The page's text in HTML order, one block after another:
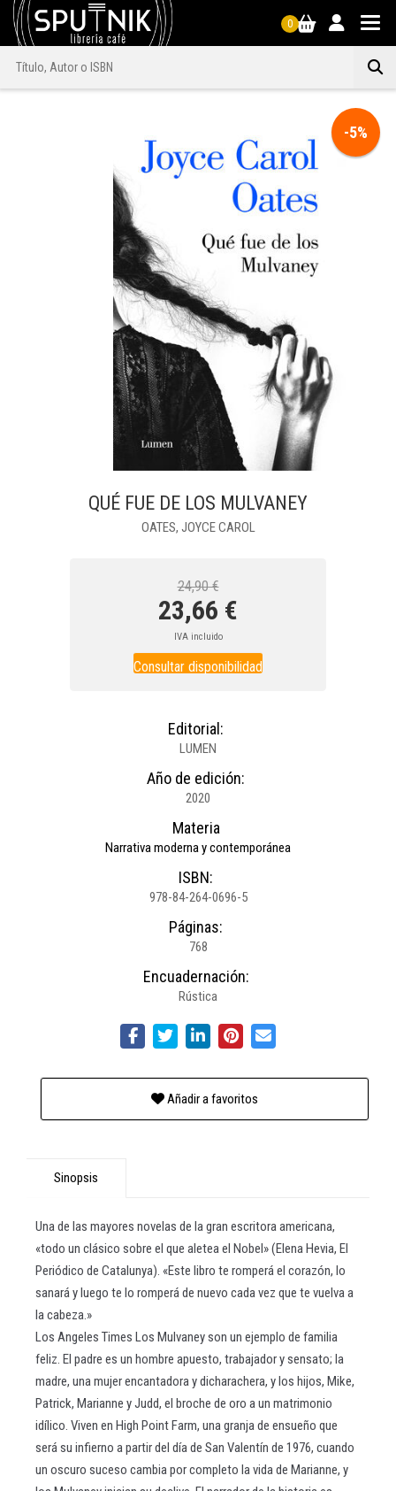
0
-5%
QUÉ FUE DE LOS MULVANEY
OATES, JOYCE CAROL
24,90 €
23,66 €
IVA incluido
Consultar disponibilidad
Editorial:
LUMEN
Año de edición:
2020
Materia
Narrativa moderna y contemporánea
ISBN:
978-84-264-0696-5
Páginas:
768
Encuadernación:
Rústica
Añadir a favoritos
Sinopsis
Una de las mayores novelas de la gran escritora americana,
«todo un clásico sobre el que aletea el Nobel» (Elena Hevia, El
Periódico de Catalunya). «Este libro te romperá el corazón, lo
sanará y luego te lo romperá de nuevo cada vez que te vuelva a
la cabeza.»
Los Angeles Times Los Mulvaney son un ejemplo de familia
feliz. El padre es un hombre apuesto, trabajador y sensato; la
madre, una mujer encantadora y dicharachera, y los hijos, Mike,
Patrick, Marianne y Judd, el broche de oro a un matrimonio
idílico. Viven en High Point Farm, una granja de ensueño que
será su infierno a partir del día de San Valentín de 1976, cuando
un oscuro suceso cambia por completo la vida de Marianne, y